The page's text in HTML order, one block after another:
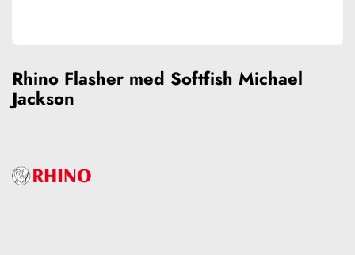
Rhino Flasher med Softfish Michael
Jackson